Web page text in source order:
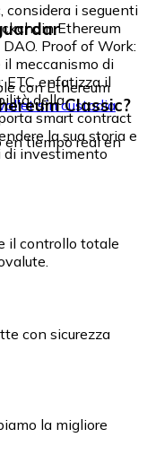
considera i seguenti
Ethereum
Proof of Work:
meccanismo di
ETC enfatizza il
della
smart contract
la sua storia e
di investimento
con Ethereum
sin custodia
Classic?
en tiempo real en
il controllo totale
con sicurezza
la migliore